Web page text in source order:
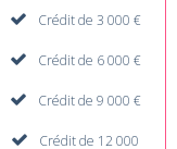
Crédit de 3 000 €
Crédit de 6 000 €
Crédit de 9 000 €
Crédit de 12 000